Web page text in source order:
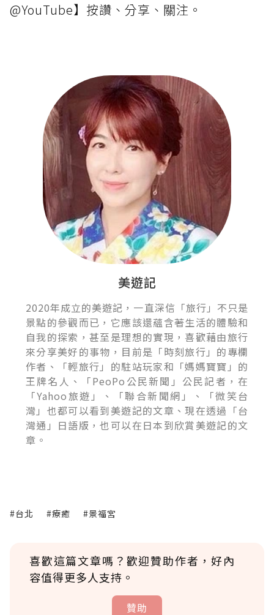
@YouTube】按讚、分享、關注。
美遊記
2020年成立的美遊記，一直深信「旅行」不只是
景點的參觀而已，它應該還蘊含著生活的體驗和
自我的探索，甚至是理想的實現，喜歡藉由旅行
來分享美好的事物，目前是「時刻旅行」的專欄
作者、「輕旅行」的駐站玩家和「媽媽寶寶」的
王牌名人、「PeoPo公民新聞」公民記者，在
「Yahoo旅遊」、「聯合新聞網」、「微笑台
灣」也都可以看到美遊記的文章、現在透過「台
灣通」日語版，也可以在日本到欣賞美遊記的文
章。
#台北 #療癒 #景福宮
喜歡這篇文章嗎？歡迎贊助作者，好內
容值得更多人支持。
贊助